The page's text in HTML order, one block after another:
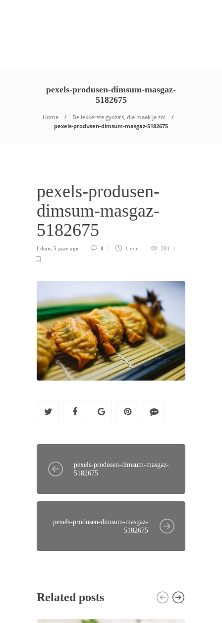
pexels-produsen-dimsum-masgaz-
5182675
Home
De lekkerste gyoza’s, die maak je zo!
pexels-produsen-dimsum-masgaz-5182675
pexels-produsen-
dimsum-masgaz-
5182675
Lilian 5 jaar ago 0 1 min 204
pexels-produsen-dimsum-masgaz-
5182675
pexels-produsen-dimsum-masgaz-
5182675
Related posts